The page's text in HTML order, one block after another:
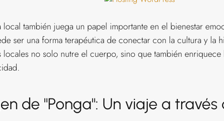
local también juega un papel importante en el bienestar
ser una forma terapéutica de conectar con la cultura y la
no solo nutre el cuerpo, sino que también
de "Ponga": Un viaje a